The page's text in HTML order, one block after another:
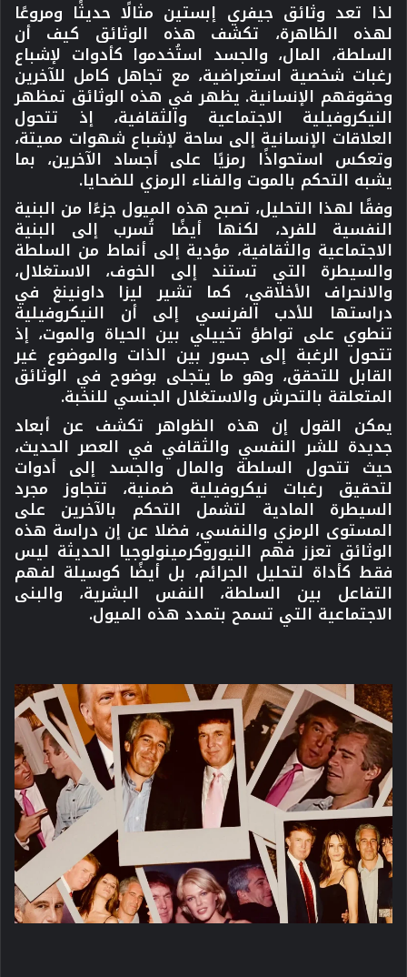
لذا تعد وثائق جيفري إبستين مثالًا حديثًا ومروعًا
لهذه الظاهرة، تكشف هذه الوثائق كيف أن
السلطة، المال، والجسد استُخدموا كأدوات لإشباع
رغبات شخصية استعراضية، مع تجاهل كامل للآخرين
وحقوقهم الإنسانية. يظهر في هذه الوثائق تمظهر
النيكروفيلية الاجتماعية والثقافية، إذ تتحول
العلاقات الإنسانية إلى ساحة لإشباع شهوات مميتة،
وتعكس استحواذًا رمزيًا على أجساد الآخرين، بما
يشبه التحكم بالموت والفناء الرمزي للضحايا.
وفقًا لهذا التحليل، تصبح هذه الميول جزءًا من البنية
النفسية للفرد، لكنها أيضًا تُسرب إلى البنية
الاجتماعية والثقافية، مؤدية إلى أنماط من السلطة
والسيطرة التي تستند إلى الخوف، الاستغلال،
والانحراف الأخلاقي، كما تشير ليزا داونينغ في
دراستها للأدب الفرنسي إلى أن النيكروفيلية
تنطوي على تواطؤ تخييلي بين الحياة والموت، إذ
تتحول الرغبة إلى جسور بين الذات والموضوع غير
القابل للتحقق، وهو ما يتجلى بوضوح في الوثائق
المتعلقة بالتحرش والاستغلال الجنسي للنخبة.
يمكن القول إن هذه الظواهر تكشف عن أبعاد
جديدة للشر النفسي والثقافي في العصر الحديث،
حيث تتحول السلطة والمال والجسد إلى أدوات
لتحقيق رغبات نيكروفيلية ضمنية، تتجاوز مجرد
السيطرة المادية لتشمل التحكم بالآخرين على
المستوى الرمزي والنفسي، فضلا عن إن دراسة هذه
الوثائق تعزز فهم النيوروكرمينولوجيا الحديثة ليس
فقط كأداة لتحليل الجرائم، بل أيضًا كوسيلة لفهم
التفاعل بين السلطة، النفس البشرية، والبنى
الاجتماعية التي تسمح بتمدد هذه الميول.